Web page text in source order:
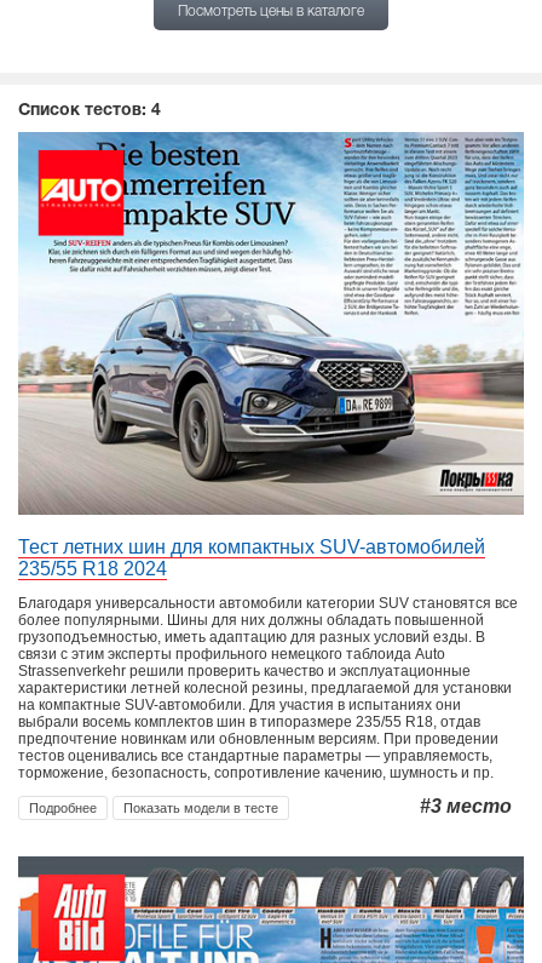
Посмотреть цены в каталоге
Список тестов: 4
Тест летних шин для компактных SUV-автомобилей
235/55 R18 2024
Благодаря универсальности автомобили категории SUV становятся все
более популярными. Шины для них должны обладать повышенной
грузоподъемностью, иметь адаптацию для разных условий езды. В
связи с этим эксперты профильного немецкого таблоида Auto
Strassenverkehr решили проверить качество и эксплуатационные
характеристики летней колесной резины, предлагаемой для установки
на компактные SUV-автомобили. Для участия в испытаниях они
выбрали восемь комплектов шин в типоразмере 235/55 R18, отдав
предпочтение новинкам или обновленным версиям. При проведении
тестов оценивались все стандартные параметры — управляемость,
торможение, безопасность, сопротивление качению, шумность и пр.
Подробнее Показать модели в тесте #3 место